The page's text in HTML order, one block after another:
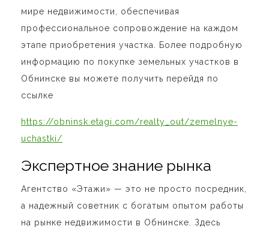
мире недвижимости, обеспечивая
профессиональное сопровождение на каждом
этапе приобретения участка.
Более подробную
информацию по покупке земельных участков в
Обнинске вы можете получить перейдя по
ссылке
https://obninsk.etagi.com/realty_out/zemelnye-
uchastki/
Экспертное знание рынка
Агентство «Этажи» — это не просто посредник,
а надежный советник с богатым опытом работы
на рынке недвижимости в Обнинске. Здесь